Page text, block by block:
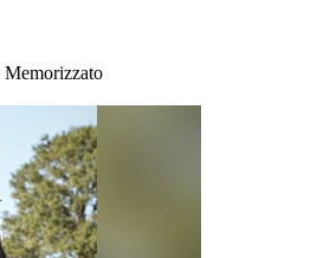
Memorizzato